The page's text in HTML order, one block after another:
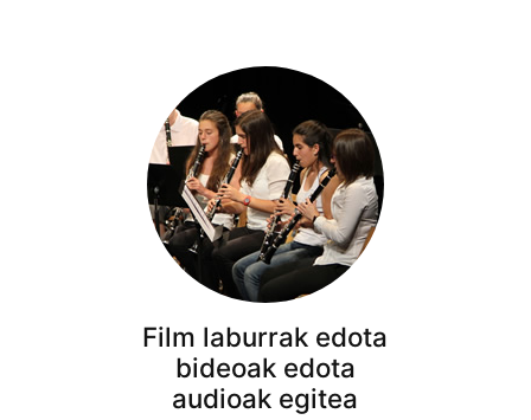
Film laburrak edota
bideoak edota
audioak egitea